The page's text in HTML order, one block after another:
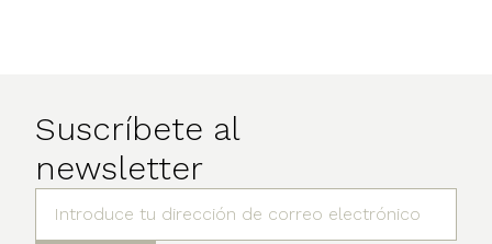
Suscríbete al
newsletter